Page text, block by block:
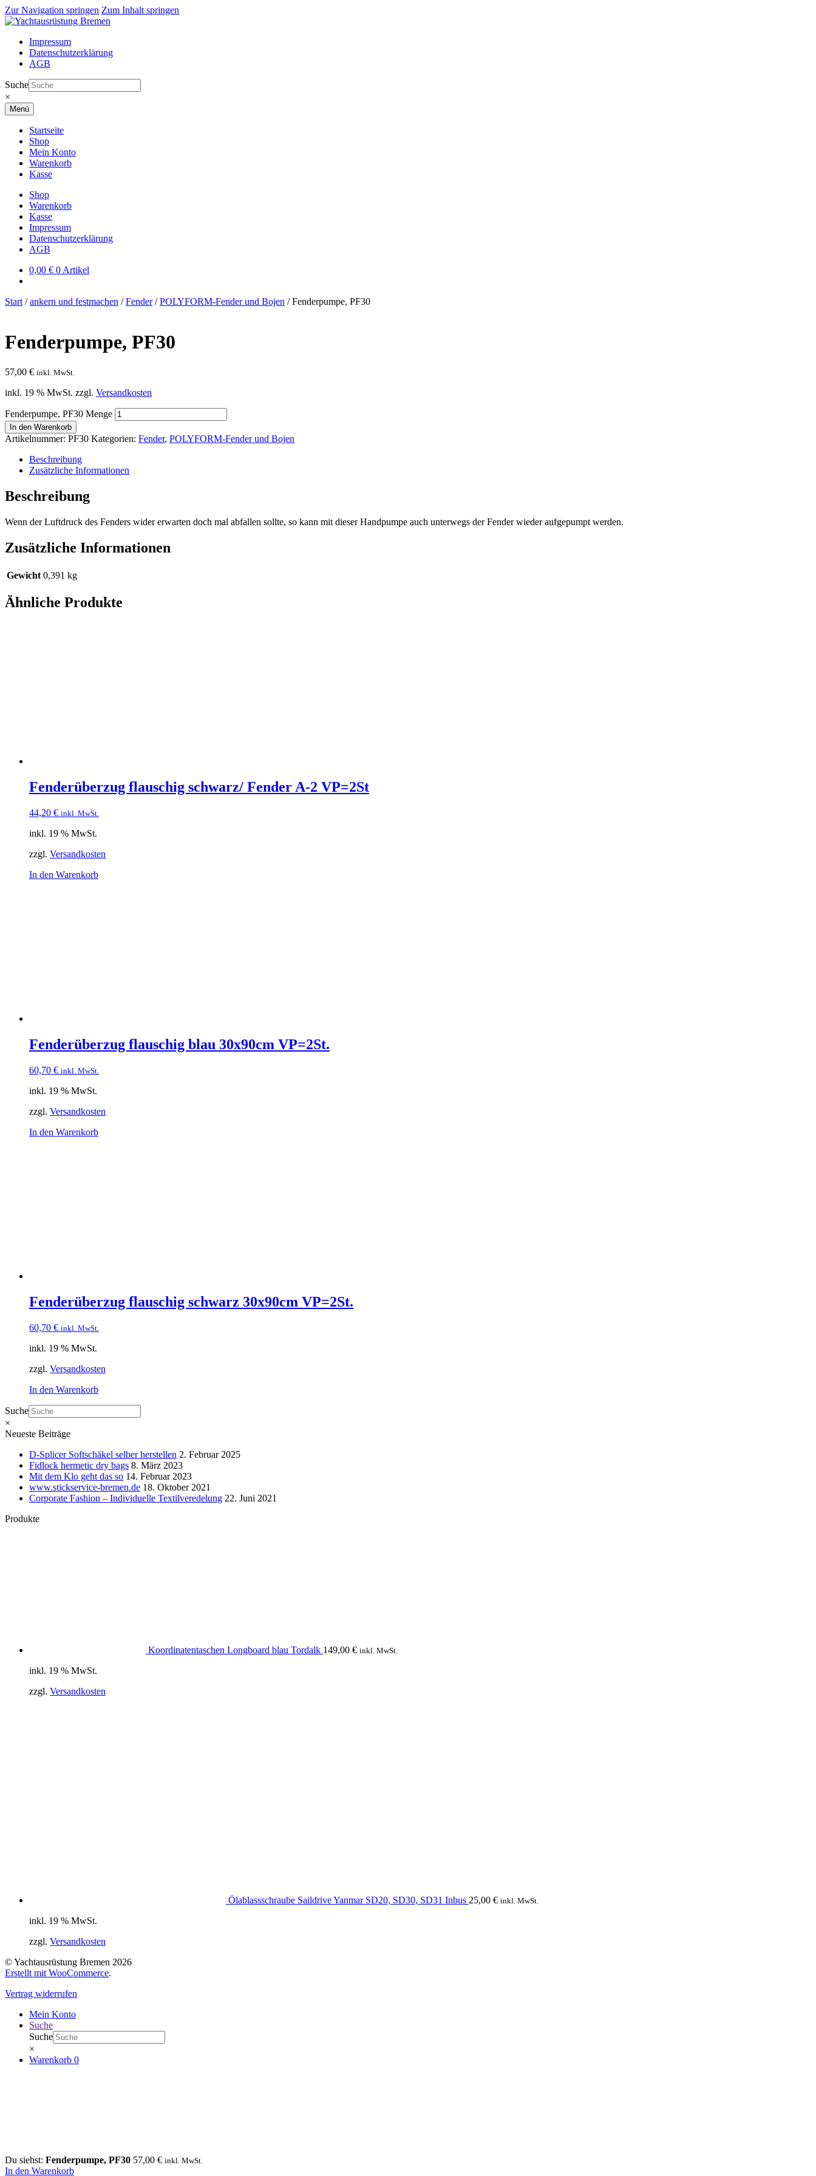
Zur Navigation springen Zum Inhalt springen
Impressum
Datenschutzerklärung
AGB
Suche
×
Menü
Startseite
Shop
Mein Konto
Warenkorb
Kasse
Shop
Warenkorb
Kasse
Impressum
Datenschutzerklärung
AGB
0,00 € 0 Artikel
Start /ankern und festmachen /Fender/POLYFORM-Fender und Bojen /Fenderpumpe, PF30
Fenderpumpe, PF30
57,00 € inkl. MwSt.
inkl. 19 % MwSt. zzgl. Versandkosten
Fenderpumpe, PF30 Menge
In den Warenkorb
Artikelnummer: PF30 Kategorien: Fender, POLYFORM-Fender und Bojen
Beschreibung
Zusätzliche Informationen
Beschreibung
Wenn der Luftdruck des Fenders wider erwarten doch mal abfallen sollte, so kann mit dieser Handpumpe auch unterwegs der Fender wieder aufgepumpt werden.
Zusätzliche Informationen
Gewicht 0,391 kg
Ähnliche Produkte
Fenderüberzug flauschig schwarz/ Fender A-2 VP=2St
44,20 € inkl. MwSt.
inkl. 19 % MwSt.
zzgl. Versandkosten
In den Warenkorb
Fenderüberzug flauschig blau 30x90cm VP=2St.
60,70 € inkl. MwSt.
inkl. 19 % MwSt.
zzgl. Versandkosten
In den Warenkorb
Fenderüberzug flauschig schwarz 30x90cm VP=2St.
60,70 € inkl. MwSt.
inkl. 19 % MwSt.
zzgl. Versandkosten
In den Warenkorb
Suche
×
Neueste Beiträge
D-Splicer Softschäkel selber herstellen 2. Februar 2025
Fidlock hermetic dry bags 8. März 2023
Mit dem Klo geht das so 14. Februar 2023
www.stickservice-bremen.de 18. Oktober 2021
Corporate Fashion – Individuelle Textilveredelung 22. Juni 2021
Produkte
Koordinatentaschen Longboard blau Tordalk 149,00 € inkl. MwSt.
inkl. 19 % MwSt.
zzgl. Versandkosten
Ölablassschraube Saildrive Yanmar SD20, SD30, SD31 Inbus 25,00 € inkl. MwSt.
inkl. 19 % MwSt.
zzgl. Versandkosten
© Yachtausrüstung Bremen 2026
Erstellt mit WooCommerce.
Vertrag widerrufen
Mein Konto
Suche
Suche
×
Warenkorb 0
Du siehst: Fenderpumpe, PF30 57,00 € inkl. MwSt.
In den Warenkorb